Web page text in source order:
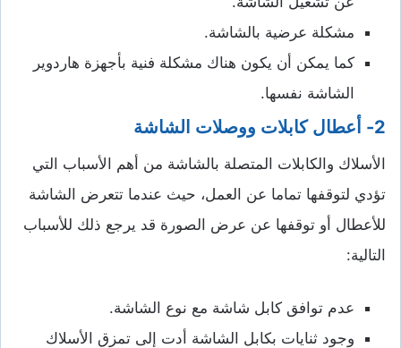
مشكلة عرضية بالشاشة.
كما يمكن أن يكون هناك مشكلة فنية بأجهزة هاردوير
الشاشة نفسها.
2- أعطال كابلات ووصلات الشاشة
الأسلاك والكابلات المتصلة بالشاشة من أهم الأسباب التي
تؤدي لتوقفها تماما عن العمل، حيث عندما تتعرض الشاشة
للأعطال أو توقفها عن عرض الصورة قد يرجع ذلك للأسباب
التالية:
عدم توافق كابل شاشة مع نوع الشاشة.
وجود ثنايات بكابل الشاشة أدت إلى تمزق الأسلاك